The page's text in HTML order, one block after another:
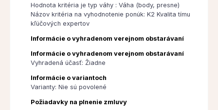
Hodnota kritéria je typ váhy : Váha (body, presne)
Názov kritéria na vyhodnotenie ponúk: K2 Kvalita tímu
kľúčových expertov
Informácie o vyhradenom verejnom obstarávaní
Informácie o vyhradenom verejnom obstarávaní
Vyhradená účasť: Žiadne
Informácie o variantoch
Varianty: Nie sú povolené
Požiadavky na plnenie zmluvy